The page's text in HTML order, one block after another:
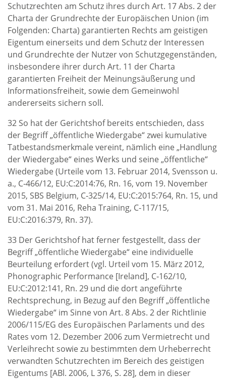
Schutzrechten am Schutz ihres durch Art. 17 Abs. 2 der
Charta der Grundrechte der Europäischen Union (im
Folgenden: Charta) garantierten Rechts am geistigen
Eigentum einerseits und dem Schutz der Interessen
und Grundrechte der Nutzer von Schutzgegenständen,
insbesondere ihrer durch Art. 11 der Charta
garantierten Freiheit der Meinungsäußerung und
Informationsfreiheit, sowie dem Gemeinwohl
andererseits sichern soll.
32 So hat der Gerichtshof bereits entschieden, dass
der Begriff „öffentliche Wiedergabe“ zwei kumulative
Tatbestandsmerkmale vereint, nämlich eine „Handlung
der Wiedergabe“ eines Werks und seine „öffentliche“
Wiedergabe (Urteile vom 13. Februar 2014, Svensson u.
a., C‑466/12, EU:C:2014:76, Rn. 16, vom 19. November
2015, SBS Belgium, C‑325/14, EU:C:2015:764, Rn. 15, und
vom 31. Mai 2016, Reha Training, C‑117/15,
EU:C:2016:379, Rn. 37).
33 Der Gerichtshof hat ferner festgestellt, dass der
Begriff „öffentliche Wiedergabe“ eine individuelle
Beurteilung erfordert (vgl. Urteil vom 15. März 2012,
Phonographic Performance [Ireland], C‑162/10,
EU:C:2012:141, Rn. 29 und die dort angeführte
Rechtsprechung, in Bezug auf den Begriff „öffentliche
Wiedergabe“ im Sinne von Art. 8 Abs. 2 der Richtlinie
2006/115/EG des Europäischen Parlaments und des
Rates vom 12. Dezember 2006 zum Vermietrecht und
Verleihrecht sowie zu bestimmten dem Urheberrecht
verwandten Schutzrechten im Bereich des geistigen
Eigentums [ABl. 2006, L 376, S. 28], dem in dieser